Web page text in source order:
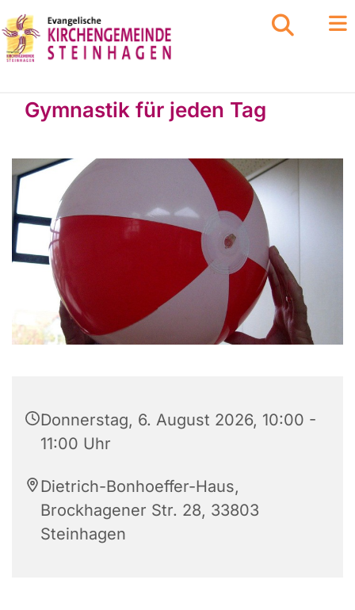
Gymnastik für jeden Tag
Donnerstag, 6. August 2026, 10:00 -
11:00 Uhr
Dietrich-Bonhoeffer-Haus,
Brockhagener Str. 28, 33803
Steinhagen